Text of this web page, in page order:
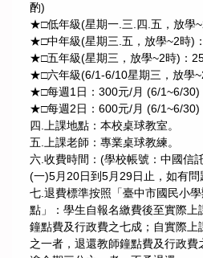
酌)
★□低年級(星期一.三.四.五，放學
★□中年級(星期三.五，放學~2時)
★□五年級(星期三，放學~2時)：
★□六年級(6/1-6/10星期三，放學
★□每週1日：300元/月 (6/1~6/30)
★□每週2日：600元/月 (6/1~6/30)
四.上課地點：本校桌球教室。
五.上課老師：專業桌球教練。
六.收費時間：(學校帳號：中國信
(一)5月20日到5月29日止，如有問
七.退費標準按照「臺中市國民小
點」：學生自報名繳費後至實際上
鐘點費及行政費之七成；自實際
之一者，退還教師鐘點費及行政